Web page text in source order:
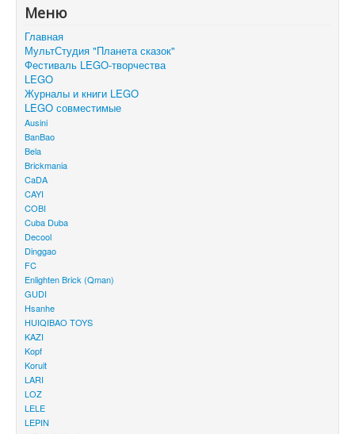
Меню
Главная
МультСтудия "Планета сказок"
Фестиваль LEGO-творчества
LEGO
Журналы и книги LEGO
LEGO совместимые
Ausini
BanBao
Bela
Brickmania
CaDA
CAYI
COBI
Cuba Duba
Decool
Dinggao
FC
Enlighten Brick (Qman)
GUDI
Hsanhe
HUIQIBAO TOYS
KAZI
Kopf
Koruit
LARI
LOZ
LELE
LEPIN